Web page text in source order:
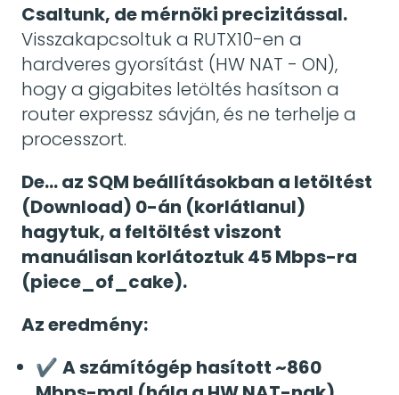
Csaltunk, de mérnöki precizitással.
Visszakapcsoltuk a RUTX10-en a
hardveres gyorsítást (HW NAT - ON),
hogy a gigabites letöltés hasítson a
router expressz sávján, és ne terhelje a
processzort.
De... az SQM beállításokban a letöltést
(Download) 0-án (korlátlanul)
hagytuk, a feltöltést viszont
manuálisan korlátoztuk 45 Mbps-ra
(piece_of_cake).
Az eredmény:
✔ A számítógép hasított ~860